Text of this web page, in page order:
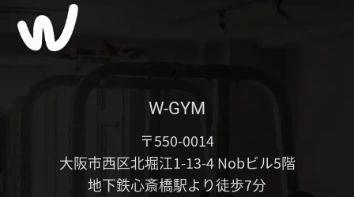
W-GYM
〒550-0014
大阪市西区北堀江1-13-4 Nobビル5階
地下鉄心斎橋駅より徒歩7分